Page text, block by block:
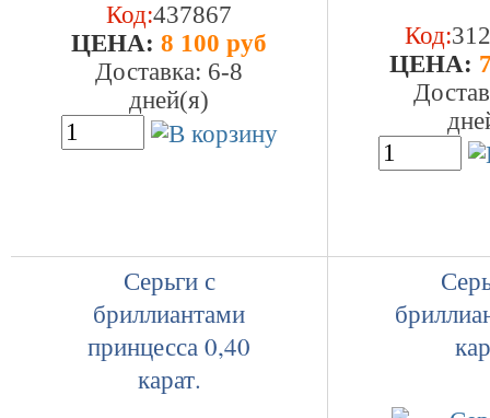
Код:437867
ЦEHA: 8 100 руб
Доставка: 6-8
дней(я)
Код:
ЦEHA:
Серьги с
бриллиантами
принцесса 0,40
карат.